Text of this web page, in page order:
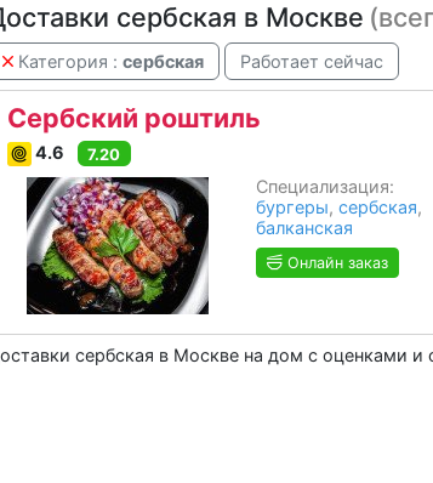
сербская в Москве
Категория : сербская Работает сейчас
Сербский роштиль
4.6 7.20
Специализация:
бургеры,сербская,
балканская
Онлайн заказ
сербская в Москве на дом c оценками